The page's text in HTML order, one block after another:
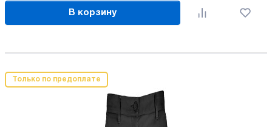
В корзину
Только по предоплате